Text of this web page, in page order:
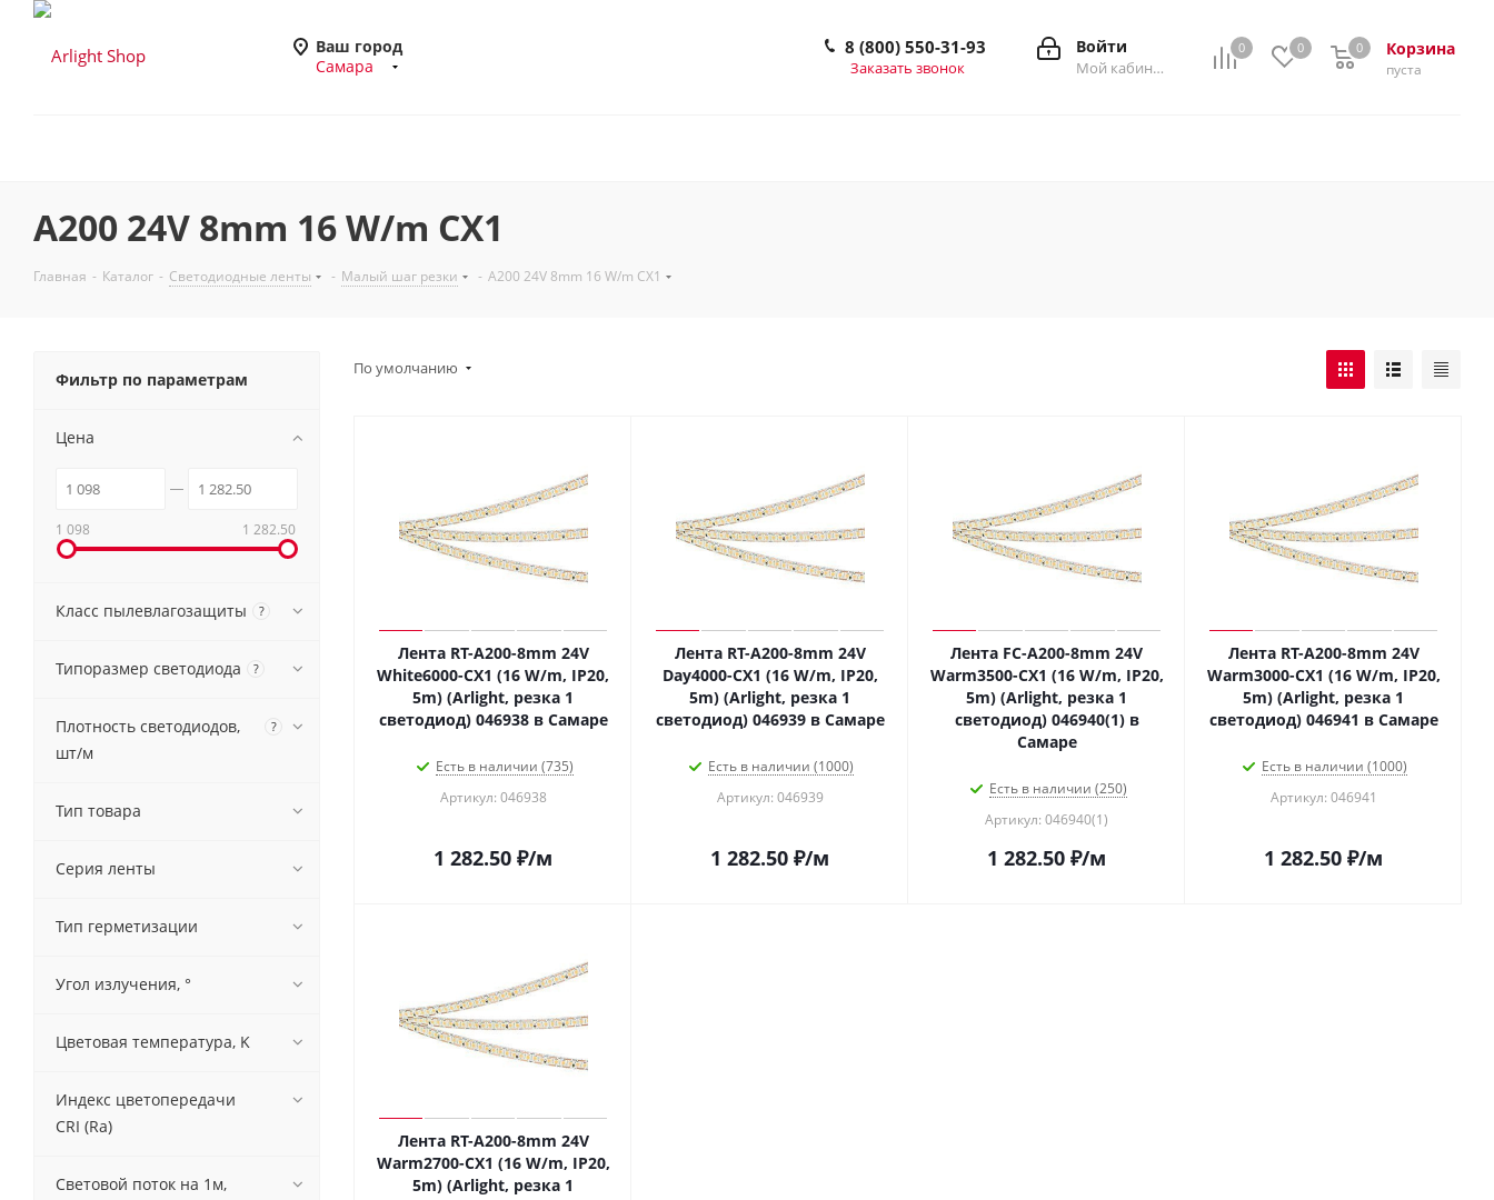
Ваш город
Самара
0 0 Корзина
0
пуста
0
Войти
Мой кабинет
8 (800) 550-31-93
Заказать звонок
A200 24V 8mm 16 W/m CX1
Главная - Каталог - Светодиодные ленты - Малый шаг резки - A200 24V 8mm 16 W/m CX1
По умолчанию
Лента RT-A200-8mm 24V
White6000-CX1 (16 W/m, IP20,
5m) (Arlight, резка 1
светодиод) 046938 в Самаре
Есть в наличии (735)
Артикул: 046938
1 282.50 ₽/м
Лента RT-A200-8mm 24V
Day4000-CX1 (16 W/m, IP20,
5m) (Arlight, резка 1
светодиод) 046939 в Самаре
Есть в наличии (1000)
Артикул: 046939
1 282.50 ₽/м
Лента FC-A200-8mm 24V
Warm3500-CX1 (16 W/m, IP20,
5m) (Arlight, резка 1
светодиод) 046940(1) в
Самаре
Есть в наличии (250)
Артикул: 046940(1)
1 282.50 ₽/м
Лента RT-A200-8mm 24V
Warm3000-CX1 (16 W/m, IP20,
5m) (Arlight, резка 1
светодиод) 046941 в Самаре
Есть в наличии (1000)
Артикул: 046941
1 282.50 ₽/м
Лента RT-A200-8mm 24V
Warm2700-CX1 (16 W/m, IP20,
5m) (Arlight, резка 1
Фильтр по параметрам
Цена
1 098 1 282.50
Класс пылевлагозащиты ?
Типоразмер светодиода ?
Плотность светодиодов,
шт/м
?
Тип товара
Серия ленты
Тип герметизации
Угол излучения, °
Цветовая температура, K
Индекс цветопередачи
CRI (Ra)
Световой поток на 1м,